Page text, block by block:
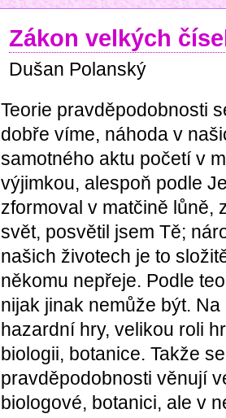
Zákon velkých
Dušan Polanský
Teorie pravděpodobnosti
dobře víme, náhoda v
samotného aktu početí v
výjimkou, alespoň podle
zformoval v matčině lůně,
svět, posvětil jsem Tě;
našich životech je to
někomu nepřeje. Podle
nijak jinak nemůže být.
hazardní hry, velikou roli
biologii, botanice. Takže
pravděpodobnosti věnují
biologové, botanici, ale v